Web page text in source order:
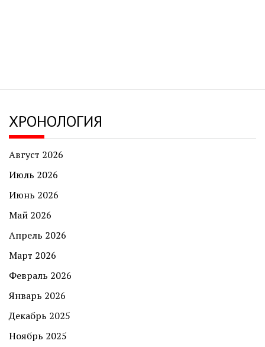
ХРОНОЛОГИЯ
Август 2026
Июль 2026
Июнь 2026
Май 2026
Апрель 2026
Март 2026
Февраль 2026
Январь 2026
Декабрь 2025
Ноябрь 2025